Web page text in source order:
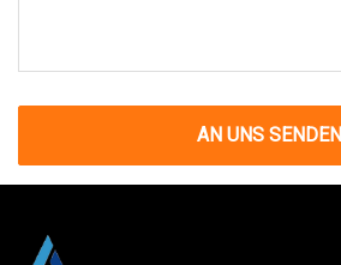
AN UNS SENDEN